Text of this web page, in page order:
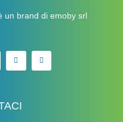
un brand di emoby srl